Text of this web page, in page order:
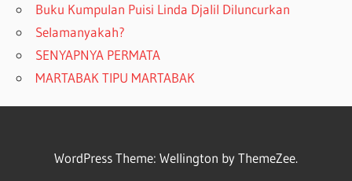
Buku Kumpulan Puisi Linda Djalil Diluncurkan
Selamanyakah?
SENYAPNYA PERMATA
MARTABAK TIPU MARTABAK
WordPress Theme: Wellington by ThemeZee.